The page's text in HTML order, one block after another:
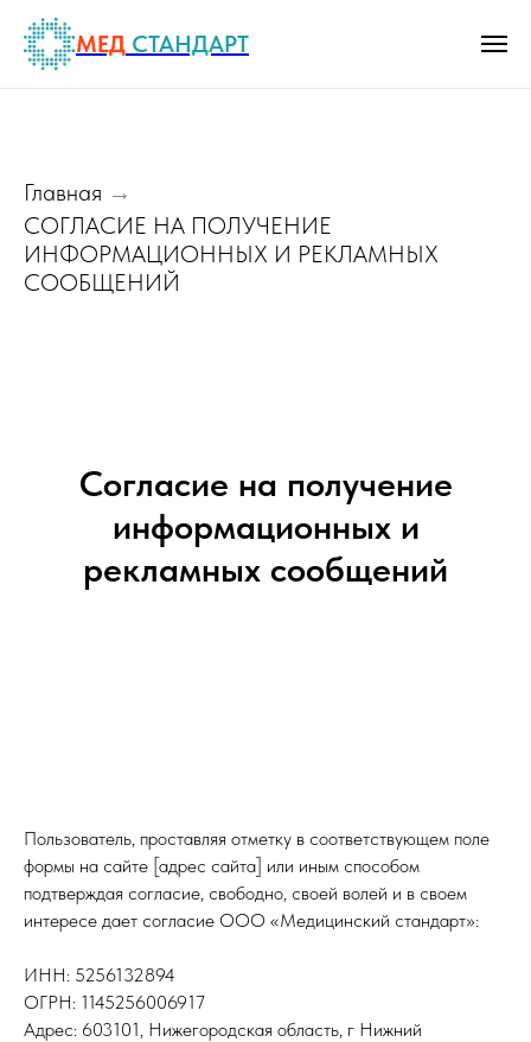
МЕД СТАНДАРТ
Главная →
СОГЛАСИЕ НА ПОЛУЧЕНИЕ
ИНФОРМАЦИОННЫХ И РЕКЛАМНЫХ
СООБЩЕНИЙ
Согласие на получение
информационных и
рекламных сообщений
Пользователь, проставляя отметку в соответствующем поле
формы на сайте [адрес сайта] или иным способом
подтверждая согласие, свободно, своей волей и в своем
интересе дает согласие ООО «Медицинский стандарт»:
ИНН: 5256132894
ОГРН: 1145256006917
Адрес: 603101, Нижегородская область, г Нижний